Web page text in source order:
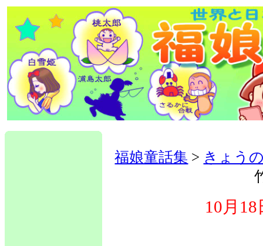
福娘童話集 > きょう
10月